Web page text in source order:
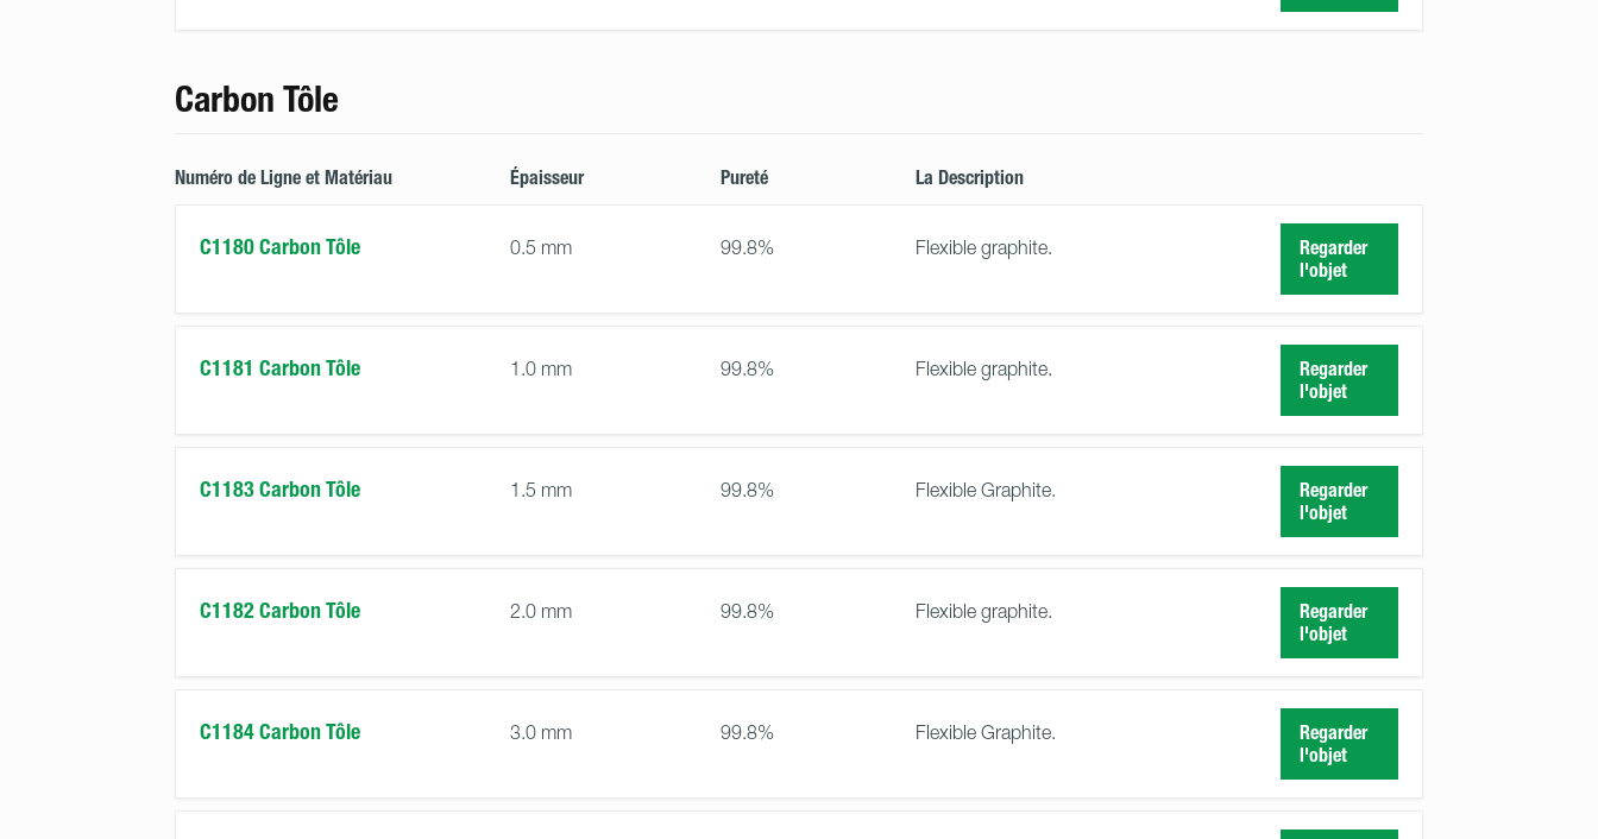
Carbon Tôle
Numéro de Ligne et Matériau Épaisseur Pureté La Description
C1180 Carbon Tôle 0.5 mm 99.8% Flexible graphite.
Regarder
l'objet
C1181 Carbon Tôle 1.0 mm 99.8% Flexible graphite.
Regarder
l'objet
C1183 Carbon Tôle 1.5 mm 99.8% Flexible Graphite.
Regarder
l'objet
C1182 Carbon Tôle 2.0 mm 99.8% Flexible graphite.
Regarder
l'objet
C1184 Carbon Tôle 3.0 mm 99.8% Flexible Graphite.
Regarder
l'objet